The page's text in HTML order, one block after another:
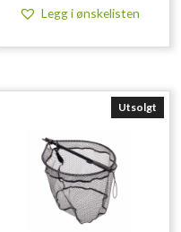
Legg i ønskelisten
Utsolgt